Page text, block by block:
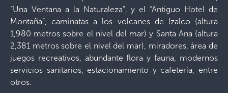
“Una Ventana a la Naturaleza”, y el “Antiguo Hotel de
Montaña”, caminatas a los volcanes de Izalco (altura
1,980 metros sobre el nivel del mar) y Santa Ana (altura
2,381 metros sobre el nivel del mar), miradores, área de
juegos recreativos, abundante flora y fauna, modernos
servicios sanitarios, estacionamiento y cafetería, entre
otros.